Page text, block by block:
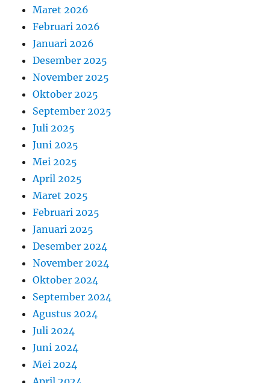
Maret 2026
Februari 2026
Januari 2026
Desember 2025
November 2025
Oktober 2025
September 2025
Juli 2025
Juni 2025
Mei 2025
April 2025
Maret 2025
Februari 2025
Januari 2025
Desember 2024
November 2024
Oktober 2024
September 2024
Agustus 2024
Juli 2024
Juni 2024
Mei 2024